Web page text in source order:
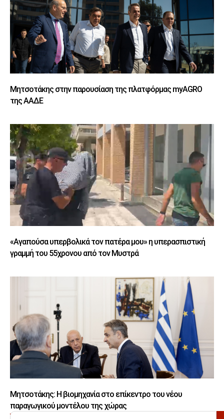
Μητσοτάκης στην παρουσίαση της πλατφόρμας myAGRO
της ΑΑΔΕ
«Αγαπούσα υπερβολικά τον πατέρα μου» η υπερασπιστική
γραμμή του 55χρονου από τον Μυστρά
Μητσοτάκης: Η βιομηχανία στο επίκεντρο του νέου
παραγωγικού μοντέλου της χώρας
ΑΝΑΖΗΤΗΣΗ